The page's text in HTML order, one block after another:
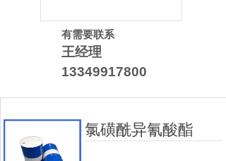
有需要联系
王经理
13349917800
氯磺酰异氰酸酯